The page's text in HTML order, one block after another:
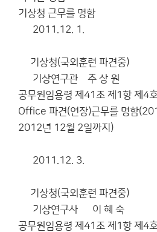
기상청 근무를 명함
2011.12. 1.
기상청(국외훈련 파견중)
기상연구관 주 상 원
공무원임용령 제41조 제1항 제4
Office 파견(연장)근무를 명함
2012년 12월 2일까지)
2011.12. 3.
기상청(국외훈련 파견중)
기상연구사 이 혜 숙
공무원임용령 제41조 제1항 제4